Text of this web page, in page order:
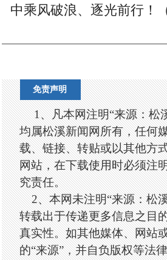
中乘风破浪、逐光前行！
免责声明
1、凡本网注明“来源：松
均属松溪新闻网所有，任何
载、链接、转贴或以其他方
网站，在下载使用时必须注
究责任。
2、本网未注明“来源：松
转载出于传递更多信息之目
真实性。如其他媒体、网站
的“来源”，并自负版权等法